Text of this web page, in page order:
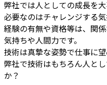
弊社では人としての成長を
必要なのはチャレンジする
経験の有無や資格等は、関
気持ちや人間力です。
技術は真摯な姿勢で仕事に望
弊社で技術はもちろん人と
か？